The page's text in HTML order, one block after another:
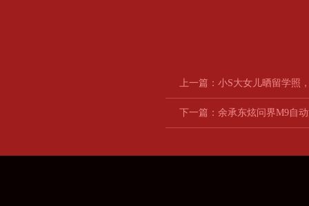
上一篇： 小S大女儿晒留学照
下一篇： 余承东炫问界M9自